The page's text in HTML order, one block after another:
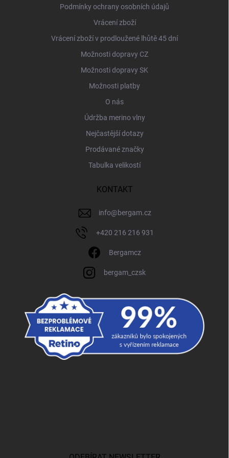
Podmínky ochrany osobních údajů
Vrácení zboží
Vrácení zboží v prodloužené lhůtě 45 dní
Možnosti dopravy CZ
Možnosti dopravy SK
Možnosti platby
O nás
Údržba merino vlny
Nejčastější dotazy
Prodávané značky
Tabulka velikostí
KONTAKT
info@bergam.cz
+420 216 216 931
Bergamcz
bergam_czsk